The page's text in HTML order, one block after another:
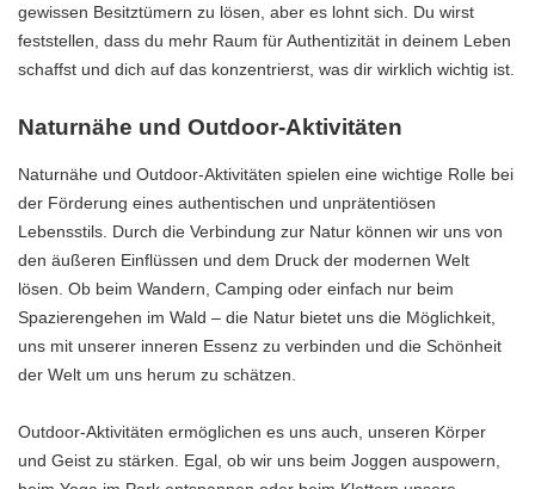
gewissen Besitztümern zu lösen, aber es lohnt sich. Du wirst
feststellen, dass du mehr Raum für Authentizität in deinem Leben
schaffst und dich auf das konzentrierst, was dir wirklich wichtig ist.
Naturnähe und Outdoor-Aktivitäten
Naturnähe und Outdoor-Aktivitäten spielen eine wichtige Rolle bei
der Förderung eines authentischen und unprätentiösen
Lebensstils. Durch die Verbindung zur Natur können wir uns von
den äußeren Einflüssen und dem Druck der modernen Welt
lösen. Ob beim Wandern, Camping oder einfach nur beim
Spazierengehen im Wald – die Natur bietet uns die Möglichkeit,
uns mit unserer inneren Essenz zu verbinden und die Schönheit
der Welt um uns herum zu schätzen.
Outdoor-Aktivitäten ermöglichen es uns auch, unseren Körper
und Geist zu stärken. Egal, ob wir uns beim Joggen auspowern,